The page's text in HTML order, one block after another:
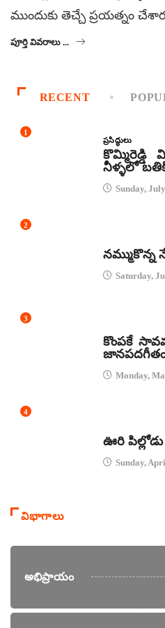
ముందుకు తెచ్చే ప్రయత్నం
పూర్తి వివరాలు ...
RECENT
1
ప్రసిద్ధులు
కొమ్మిరెడ్డి
నీళ్ళలో
Sunday,
2
నమ్ముకొన్న
Saturday,
3
కొంపకే
Monday,
4
ఊరి పిల్లోడు
Sunday,
విభాగాలు
అభిప్రాయం